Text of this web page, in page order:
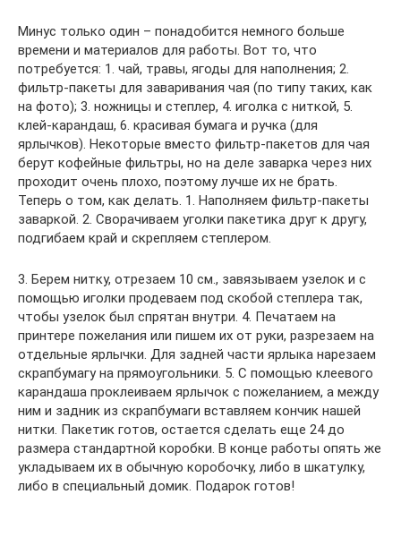
Минус только один – понадобится немного больше
времени и материалов для работы. Вот то, что
потребуется: 1. чай, травы, ягоды для наполнения; 2.
фильтр-пакеты для заваривания чая (по типу таких, как
на фото); 3. ножницы и степлер, 4. иголка с ниткой, 5.
клей-карандаш, 6. красивая бумага и ручка (для
ярлычков). Некоторые вместо фильтр-пакетов для чая
берут кофейные фильтры, но на деле заварка через них
проходит очень плохо, поэтому лучше их не брать.
Теперь о том, как делать. 1. Наполняем фильтр-пакеты
заваркой. 2. Сворачиваем уголки пакетика друг к другу,
подгибаем край и скрепляем степлером.
3. Берем нитку, отрезаем 10 см., завязываем узелок и с
помощью иголки продеваем под скобой степлера так,
чтобы узелок был спрятан внутри. 4. Печатаем на
принтере пожелания или пишем их от руки, разрезаем на
отдельные ярлычки. Для задней части ярлыка нарезаем
скрапбумагу на прямоугольники. 5. С помощью клеевого
карандаша проклеиваем ярлычок с пожеланием, а между
ним и задник из скрапбумаги вставляем кончик нашей
нитки. Пакетик готов, остается сделать еще 24 до
размера стандартной коробки. В конце работы опять же
укладываем их в обычную коробочку, либо в шкатулку,
либо в специальный домик. Подарок готов!